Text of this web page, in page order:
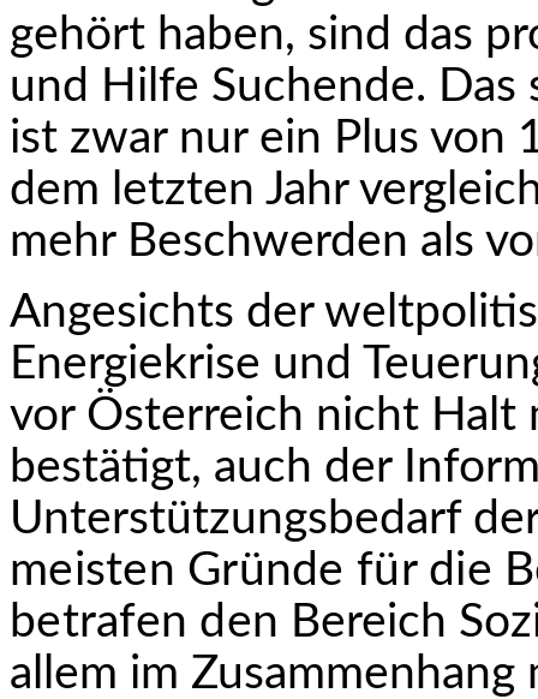
gehört haben, sind das
und Hilfe Suchende. Das
ist zwar nur ein Plus von
dem letzten Jahr
mehr Beschwerden als
Angesichts der
Energiekrise und
vor Österreich nicht Halt
bestätigt, auch der
Unterstützungsbedarf
meisten Gründe für die
betrafen den Bereich
allem im